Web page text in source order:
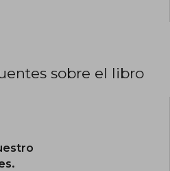
sobre el libro